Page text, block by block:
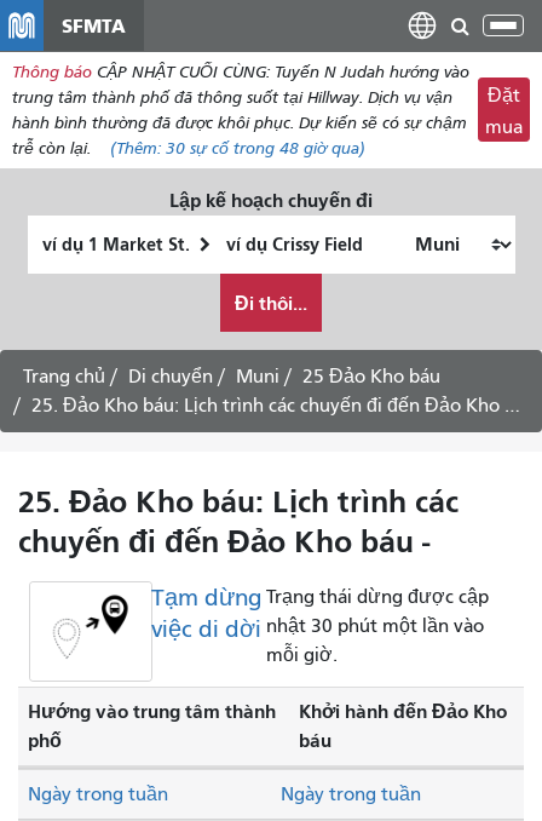
dung
SFMTA
Thông báo CẬP NHẬT CUỐI CÙNG: Tuyến N Judah hướng vào
trung tâm thành phố đã thông suốt tại Hillway. Dịch vụ vận
hành bình thường đã được khôi phục. Dự kiến ​​sẽ có sự chậm
trễ còn lại.
(Thêm: 30 sự cố trong 48 giờ qua)
Đặt
mua
Lập kế hoạch chuyến đi
thúc
muốn
đi
du
lịch
như
nào
Đi thôi...
Trang chủ Di chuyển Muni
25 Đảo Kho báu
25. Đảo Kho báu: Lịch trình các chuyến đi đến Đảo Kho báu -
25. Đảo Kho báu: Lịch trình các
chuyến đi đến Đảo Kho báu -
Tạm dừng
việc di dời
Trạng thái dừng được cập
nhật 30 phút một lần vào
mỗi giờ.
Hướng vào trung tâm thành
phố
Khởi hành đến Đảo Kho
báu
Ngày trong tuần Ngày trong tuần